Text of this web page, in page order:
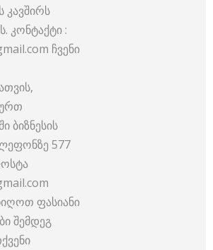
კონტაქტი :
ჩვენი
ბიზნესის
577
ფასიანი
შემდეგ